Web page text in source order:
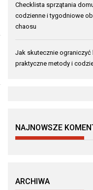
Checklista sprzątania
codzienne i tygodniowe
chaosu
Jak skutecznie ograniczyć
praktyczne metody i
NAJNOWSZE
ARCHIWA